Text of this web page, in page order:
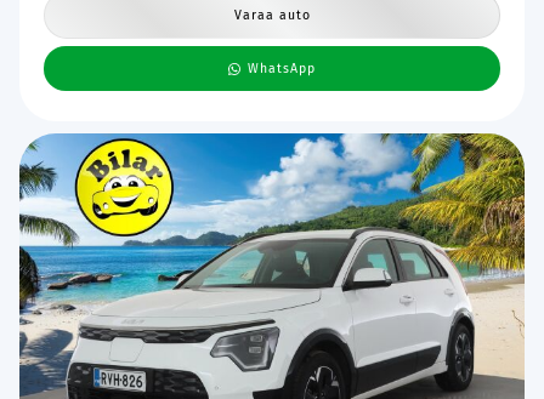
Varaa auto
WhatsApp